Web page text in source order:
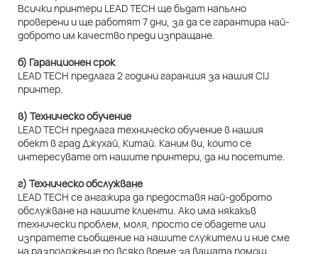
Всички принтери LEAD TECH ще бъдат напълно
проверени и ще работят 7 дни, за да се гарантира най-
доброто им качество преди изпращане.
б) Гаранционен срок
LEAD TECH предлага 2 години гаранция за нашия CIJ
принтер.
в) Техническо обучение
LEAD TECH предлага техническо обучение в нашия
обект в град Джухай, Китай. Каним ви, които се
интересувате от нашите принтери, да ни посетите.
г) Техническо обслужване
LEAD TECH се ангажира да предоставя най-доброто
обслужване на нашите клиенти. Ако има някакъв
технически проблем, моля, просто се обадете или
изпратете съобщение на нашите служители и ние сме
на разположение по всяко време за вашата помощ.